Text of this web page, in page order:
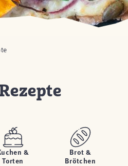
&
Torten
Brot &
Brötchen